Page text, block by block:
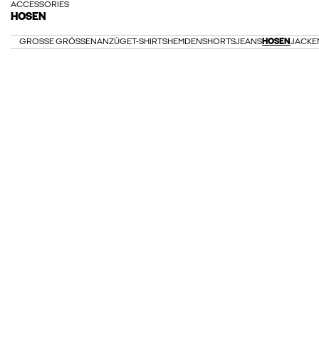
ACCESSORIES
HOSEN
GROSSE GRÖSSENANZÜGET-SHIRTSHEMDENSHORTSJEANSHOSEN